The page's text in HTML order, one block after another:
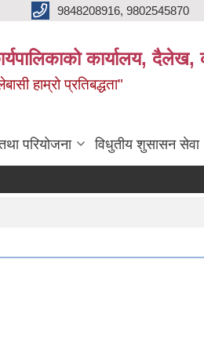
9848208916, 9802545870
कार्यालय, दैलेख,
हाम्रो प्रतिबद्धता"
परियोजना विधुतीय शुसासन सेवा